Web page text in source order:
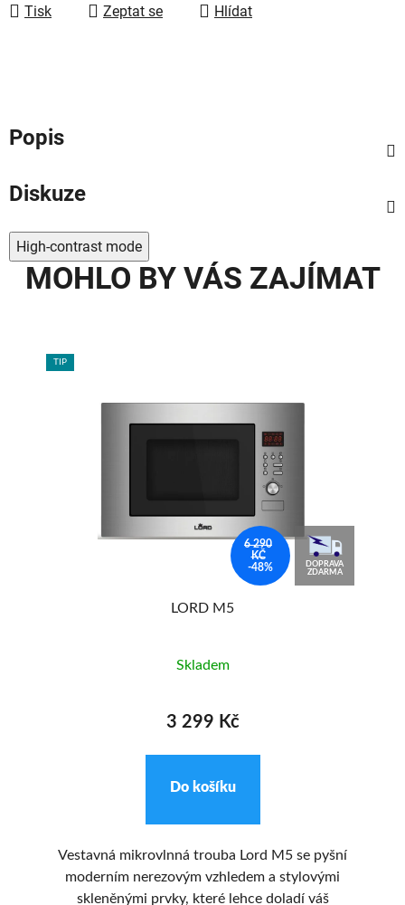
Tisk Zeptat se Hlídat
Popis
Diskuze
High-contrast mode
MOHLO BY VÁS ZAJÍMAT
TIP
6 290
KČ
-48%
DOPRAVA
ZDARMA
LORD M5
Skladem
3 299 Kč
Do košíku
Vestavná mikrovlnná trouba Lord M5 se pyšní
moderním nerezovým vzhledem a stylovými
skleněnými prvky, které lehce doladí váš